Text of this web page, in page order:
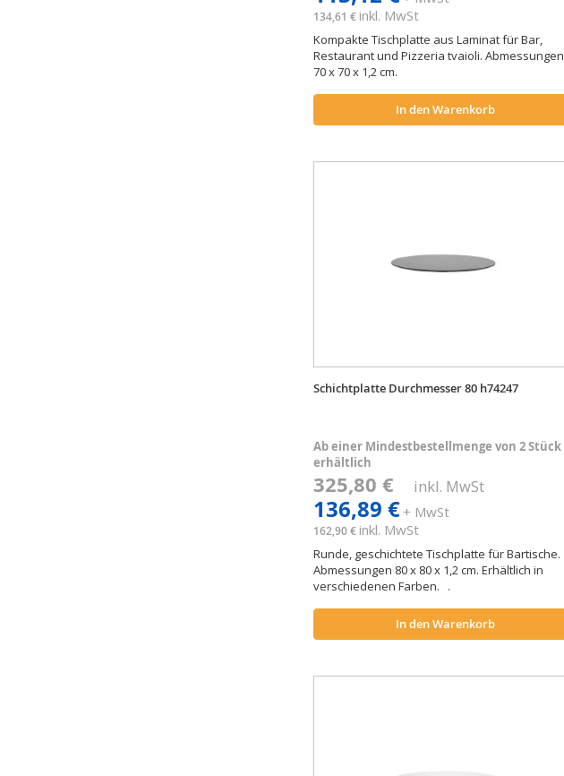
134,61 € inkl. MwSt
Kompakte Tischplatte aus Laminat für Bar,
Restaurant und Pizzeria tvaioli. Abmessungen
70 x 70 x 1,2 cm.
In den Warenkorb
Schichtplatte Durchmesser 80 h74247
Ab einer Mindestbestellmenge von 2 Stück
erhältlich
325,80 € inkl. MwSt
136,89 €+ MwSt
162,90 € inkl. MwSt
Runde, geschichtete Tischplatte für Bartische.
Abmessungen 80 x 80 x 1,2 cm. Erhältlich in
verschiedenen Farben. .
In den Warenkorb